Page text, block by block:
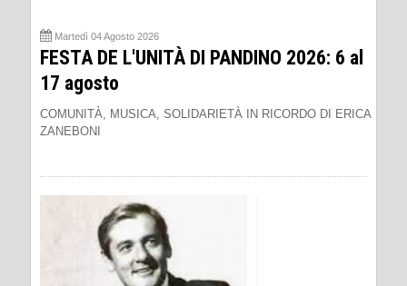
Martedì 04 Agosto 2026
FESTA DE L'UNITÀ DI PANDINO 2026: 6 al
17 agosto
COMUNITÀ, MUSICA, SOLIDARIETÀ IN RICORDO DI ERICA
ZANEBONI